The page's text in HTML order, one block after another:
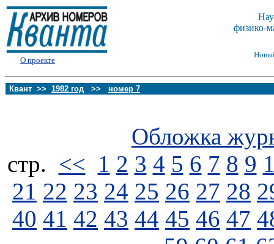
О проекте
физико-
Квант >> 1982 год >> номер 7
Обложка
стp. << 1 2 3 4 5 6 7 8 9
21 22 23 24 25 26 27 28
40 41 42 43 44 45 46 47